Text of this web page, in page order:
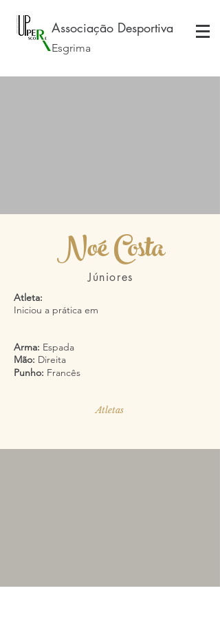
Associação Desportiva
Esgrima
Noé Costa
Júniores
Atleta:
Iniciou a prática em
Arma: Espada
Mão: Direita
Punho: Francês
Atletas